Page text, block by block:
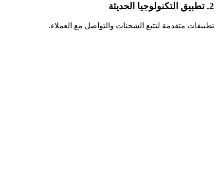
2. تطبيق التكنولوجيا الحديثة
تطبيقات متقدمة لتتبع الشحنات والتواصل مع العملاء.